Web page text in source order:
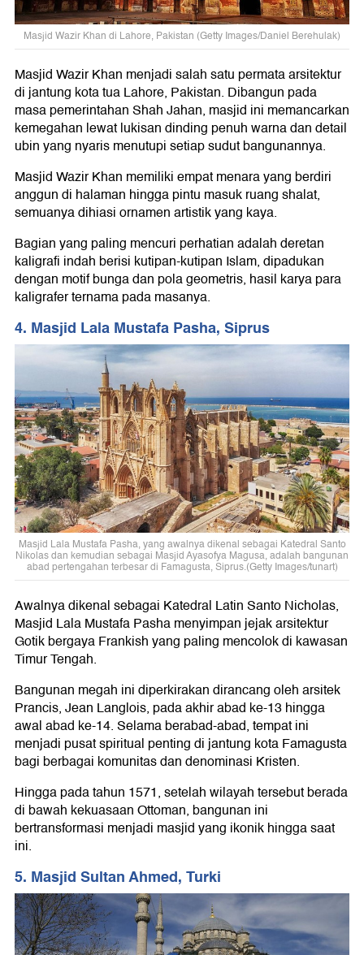
Masjid Wazir Khan di Lahore, Pakistan (Getty Images/Daniel Berehulak)
Masjid Wazir Khan menjadi salah satu permata arsitektur
di jantung kota tua Lahore, Pakistan. Dibangun pada
masa pemerintahan Shah Jahan, masjid ini memancarkan
kemegahan lewat lukisan dinding penuh warna dan detail
ubin yang nyaris menutupi setiap sudut bangunannya.
Masjid Wazir Khan memiliki empat menara yang berdiri
anggun di halaman hingga pintu masuk ruang shalat,
semuanya dihiasi ornamen artistik yang kaya.
Bagian yang paling mencuri perhatian adalah deretan
kaligrafi indah berisi kutipan-kutipan Islam, dipadukan
dengan motif bunga dan pola geometris, hasil karya para
kaligrafer ternama pada masanya.
4. Masjid Lala Mustafa Pasha, Siprus
Masjid Lala Mustafa Pasha, yang awalnya dikenal sebagai Katedral Santo
Nikolas dan kemudian sebagai Masjid Ayasofya Magusa, adalah bangunan
abad pertengahan terbesar di Famagusta, Siprus.(Getty Images/tunart)
Awalnya dikenal sebagai Katedral Latin Santo Nicholas,
Masjid Lala Mustafa Pasha menyimpan jejak arsitektur
Gotik bergaya Frankish yang paling mencolok di kawasan
Timur Tengah.
Bangunan megah ini diperkirakan dirancang oleh arsitek
Prancis, Jean Langlois, pada akhir abad ke-13 hingga
awal abad ke-14. Selama berabad-abad, tempat ini
menjadi pusat spiritual penting di jantung kota Famagusta
bagi berbagai komunitas dan denominasi Kristen.
Hingga pada tahun 1571, setelah wilayah tersebut berada
di bawah kekuasaan Ottoman, bangunan ini
bertransformasi menjadi masjid yang ikonik hingga saat
ini.
5. Masjid Sultan Ahmed, Turki